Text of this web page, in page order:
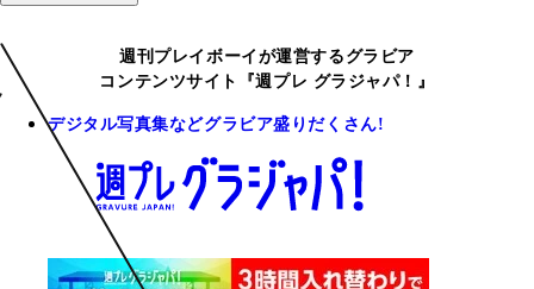
週刊プレイボーイが運営するグラビア
コンテンツサイト『週プレ グラジャパ！』
デジタル写真集などグラビア盛りだくさん!